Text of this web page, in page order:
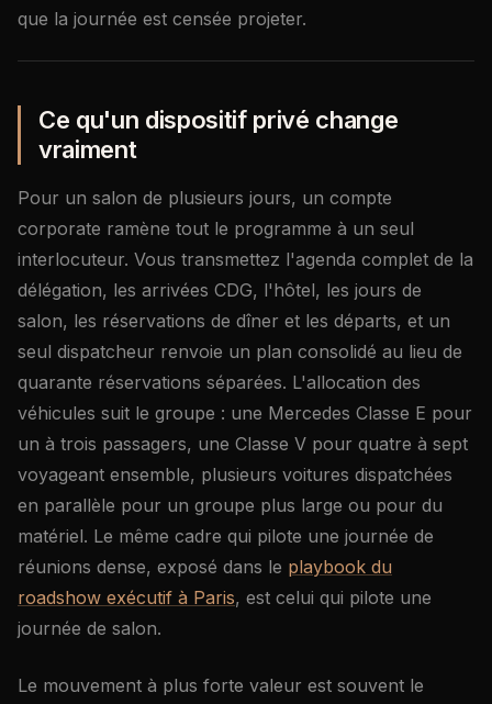
que la journée est censée projeter.
Ce qu'un dispositif privé change
vraiment
Pour un salon de plusieurs jours, un compte
corporate ramène tout le programme à un seul
interlocuteur. Vous transmettez l'agenda complet de la
délégation, les arrivées CDG, l'hôtel, les jours de
salon, les réservations de dîner et les départs, et un
seul dispatcheur renvoie un plan consolidé au lieu de
quarante réservations séparées. L'allocation des
véhicules suit le groupe : une Mercedes Classe E pour
un à trois passagers, une Classe V pour quatre à sept
voyageant ensemble, plusieurs voitures dispatchées
en parallèle pour un groupe plus large ou pour du
matériel. Le même cadre qui pilote une journée de
réunions dense, exposé dans le playbook du
roadshow exécutif à Paris, est celui qui pilote une
journée de salon.
Le mouvement à plus forte valeur est souvent le